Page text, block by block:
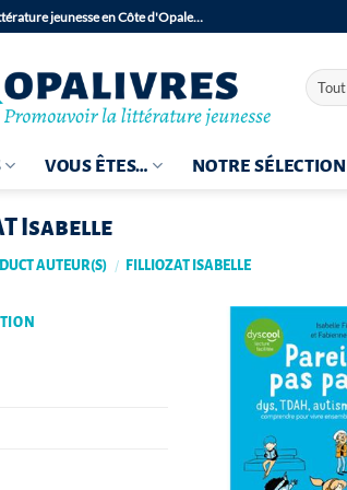
jeunesse en Côte d'Opale…
VOUS ÊTES… NOTRE SÉLECTION
Isabelle
AUTEUR(S) / FILLIOZAT ISABELLE